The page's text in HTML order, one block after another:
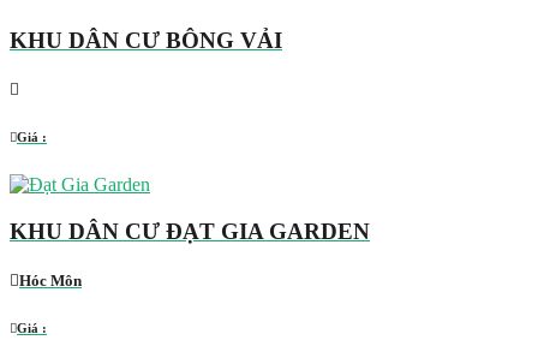
KHU DÂN CƯ BÔNG VẢI
Giá :
KHU DÂN CƯ ĐẠT GIA GARDEN
Hóc Môn
Giá :